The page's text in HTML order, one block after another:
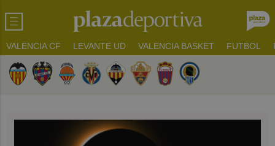
VALENCIA CF LEVANTE UD VALENCIA BASKET FUTBOL